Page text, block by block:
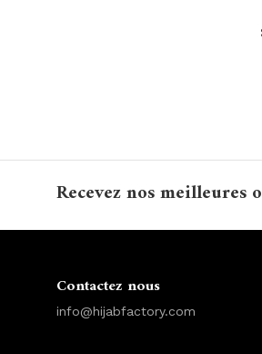
Recevez nos meilleures
Contactez nous
info@hijabfactory.com